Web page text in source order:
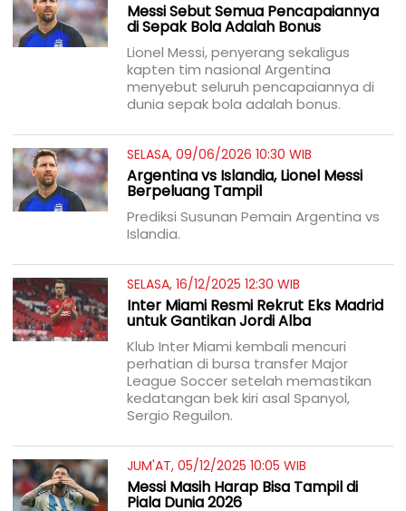
Messi Sebut Semua Pencapaiannya
di Sepak Bola Adalah Bonus
Lionel Messi, penyerang sekaligus
kapten tim nasional Argentina
menyebut seluruh pencapaiannya di
dunia sepak bola adalah bonus.
SELASA, 09/06/2026 10:30 WIB
Argentina vs Islandia, Lionel Messi
Berpeluang Tampil
Prediksi Susunan Pemain Argentina vs
Islandia.
SELASA, 16/12/2025 12:30 WIB
Inter Miami Resmi Rekrut Eks Madrid
untuk Gantikan Jordi Alba
Klub Inter Miami kembali mencuri
perhatian di bursa transfer Major
League Soccer setelah memastikan
kedatangan bek kiri asal Spanyol,
Sergio Reguilon.
JUM'AT, 05/12/2025 10:05 WIB
Messi Masih Harap Bisa Tampil di
Piala Dunia 2026